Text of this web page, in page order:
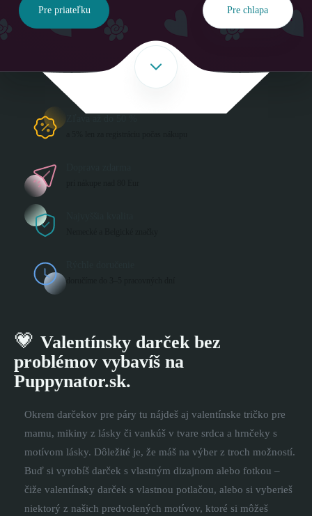
Pre priateľku Pre chlapa
💗 Valentínsky darček bez
problémov vybavíš na
Puppynator.sk.
Okrem darčekov pre páry tu nájdeš aj valentínske tričko pre
mamu, mikiny z lásky či vankúš v tvare srdca a hrnčeky s
motívom lásky. Dôležité je, že máš na výber z troch možností.
Buď si vyrobíš darček s vlastným dizajnom alebo fotkou –
čiže valentínsky darček s vlastnou potlačou, alebo si vyberieš
niektorý z našich predvolených motívov, ktoré si môžeš